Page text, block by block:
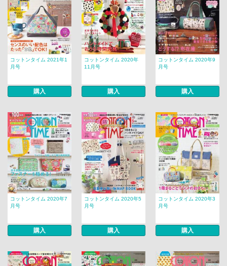
コットンタイム 2021年1
月号
購入
コットンタイム 2020年
11月号
購入
コットンタイム 2020年9
月号
購入
コットンタイム 2020年7
月号
購入
コットンタイム 2020年5
月号
購入
コットンタイム 2020年3
月号
購入